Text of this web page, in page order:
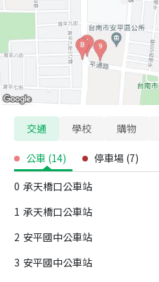
交通 學校 購物
公車 (14) 停車場 (7)
0 承天橋口公車站
1 承天橋口公車站
2 安平國中公車站
3 安平國中公車站